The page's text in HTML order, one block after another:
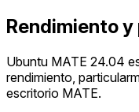
Rendimiento
Ubuntu MATE 24.04
rendimiento,
escritorio MATE.